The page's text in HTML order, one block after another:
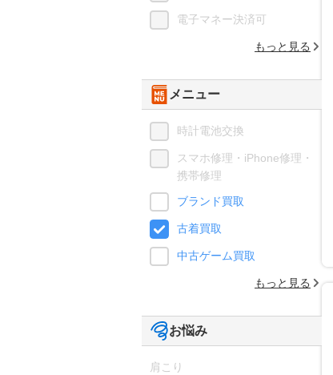
電子マネー決済可
もっと見る
メニュー
時計電池交換
スマホ修理・iPhone修理・
携帯修理
ブランド買取
古着買取
中古ゲーム買取
もっと見る
お悩み
肩こり